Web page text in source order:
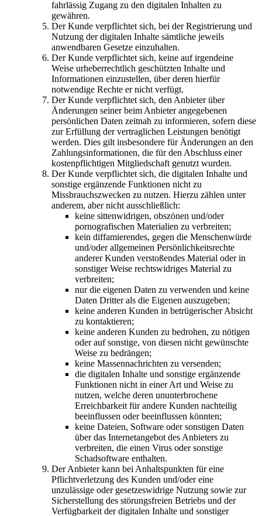
fahrlässig Zugang zu den digitalen Inhalten zu
gewähren.
Der Kunde verpflichtet sich, bei der Registrierung und
Nutzung der digitalen Inhalte sämtliche jeweils
anwendbaren Gesetze einzuhalten.
Der Kunde verpflichtet sich, keine auf irgendeine
Weise urheberrechtlich geschützten Inhalte und
Informationen einzustellen, über deren hierfür
notwendige Rechte er nicht verfügt.
Der Kunde verpflichtet sich, den Anbieter über
Änderungen seiner beim Anbieter angegebenen
persönlichen Daten zeitnah zu informieren, sofern diese
zur Erfüllung der vertraglichen Leistungen benötigt
werden. Dies gilt insbesondere für Änderungen an den
Zahlungsinformationen, die für den Abschluss einer
kostenpflichtigen Mitgliedschaft genutzt wurden.
Der Kunde verpflichtet sich, die digitalen Inhalte und
sonstige ergänzende Funktionen nicht zu
Missbrauchszwecken zu nutzen. Hierzu zählen unter
anderem, aber nicht ausschließlich:
keine sittenwidrigen, obszönen und/oder
pornografischen Materialien zu verbreiten;
kein diffamierendes, gegen die Menschenwürde
und/oder allgemeinen Persönlichkeitsrechte
anderer Kunden verstoßendes Material oder in
sonstiger Weise rechtswidriges Material zu
verbreiten;
nur die eigenen Daten zu verwenden und keine
Daten Dritter als die Eigenen auszugeben;
keine anderen Kunden in betrügerischer Absicht
zu kontaktieren;
keine anderen Kunden zu bedrohen, zu nötigen
oder auf sonstige, von diesen nicht gewünschte
Weise zu bedrängen;
keine Massennachrichten zu versenden;
die digitalen Inhalte und sonstige ergänzende
Funktionen nicht in einer Art und Weise zu
nutzen, welche deren ununterbrochene
Erreichbarkeit für andere Kunden nachteilig
beeinflussen oder beeinflussen könnten;
keine Dateien, Software oder sonstigen Daten
über das Internetangebot des Anbieters zu
verbreiten, die einen Virus oder sonstige
Schadsoftware enthalten.
Der Anbieter kann bei Anhaltspunkten für eine
Pflichtverletzung des Kunden und/oder eine
unzulässige oder gesetzeswidrige Nutzung sowie zur
Sicherstellung des störungsfreien Betriebs und der
Verfügbarkeit der digitalen Inhalte und sonstiger